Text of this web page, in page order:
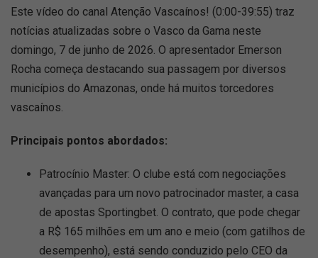
Este vídeo do canal Atenção Vascaínos! (0:00-39:55) traz
notícias atualizadas sobre o Vasco da Gama neste
domingo, 7 de junho de 2026. O apresentador Emerson
Rocha começa destacando sua passagem por diversos
municípios do Amazonas, onde há muitos torcedores
vascaínos.
Principais pontos abordados:
Patrocínio Master: O clube está com negociações
avançadas para um novo patrocinador master, a casa
de apostas Sportingbet. O contrato, que pode chegar
a R$ 165 milhões em um ano e meio (com gatilhos de
desempenho), está sendo conduzido pelo CEO da